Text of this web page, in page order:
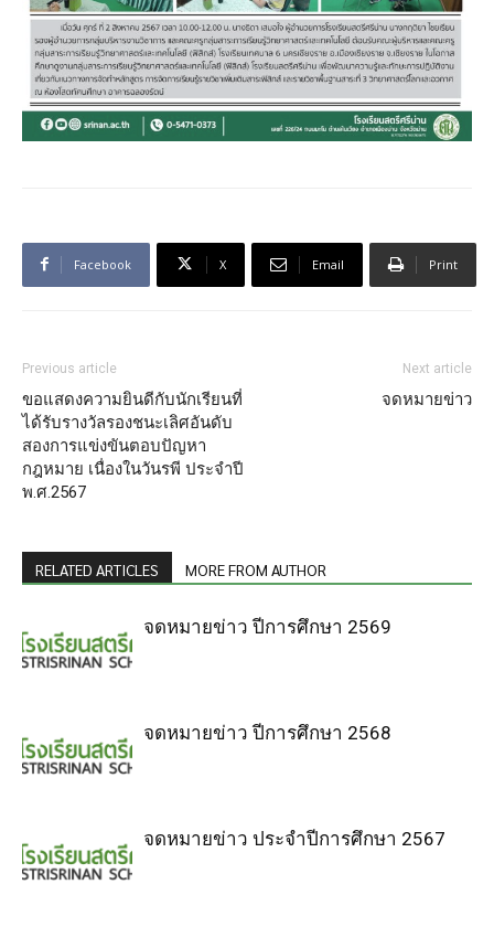
Facebook X Email Print
Previous article
ขอแสดงความยินดีกับนักเรียนที่
ได้รับรางวัลรองชนะเลิศอันดับ
สองการแข่งขันตอบปัญหา
กฎหมาย เนื่องในวันรพี ประจำปี
พ.ศ.2567
Next article
จดหมายข่าว
RELATED ARTICLES MORE FROM AUTHOR
จดหมายข่าว ปีการศึกษา 2569
จดหมายข่าว ปีการศึกษา 2568
จดหมายข่าว ประจำปีการศึกษา 2567